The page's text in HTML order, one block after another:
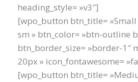
heading_style= »v3″]
[wpo_button btn_title= »Small
sm » btn_color= »btn-outline
btn_border_size= »border-1″
20px » icon_fontawesome=
[wpo_button btn_title=